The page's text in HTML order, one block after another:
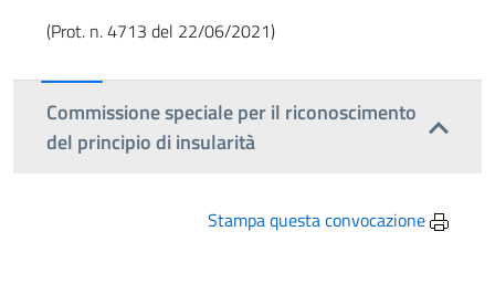
(Prot. n. 4713 del 22/06/2021)
Commissione speciale per il riconoscimento
del principio di insularità
Stampa questa convocazione